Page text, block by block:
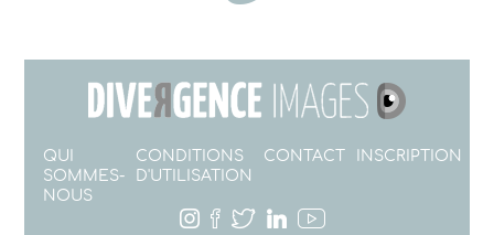
QUI
SOMMES-
NOUS
CONDITIONS
D'UTILISATION
CONTACT INSCRIPTION